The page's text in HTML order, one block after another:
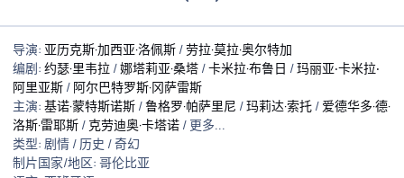
导演: 亚历克斯·加西亚·洛佩斯 /劳拉·莫拉·奥尔特加
编剧: 约瑟·里韦拉 /娜塔莉亚·桑塔 /卡米拉·布鲁日 /玛丽亚‧卡米拉‧
阿里亚斯 / 阿尔巴特罗斯·冈萨雷斯
主演: 基诺·蒙特斯诺斯 /鲁格罗·帕萨里尼 /玛莉达·索托 / 爱德华多·德·
洛斯·雷耶斯 / 克劳迪奥·卡塔诺 / 更多...
类型: 剧情 / 历史 / 奇幻
制片国家/地区: 哥伦比亚